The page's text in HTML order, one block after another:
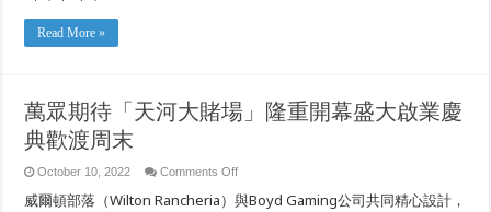
업
시
주
동
Read More »
萬眾期待「天河大賭場」隆重開幕盛大啟業慶
典歡渡周末
October 10, 2022 Comments Offon
眾
威爾頓部落（Wilton Rancheria）與Boyd Gaming公司共同精心設計，